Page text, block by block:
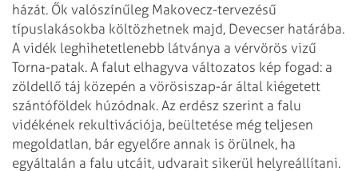
házát. Ők valószínűleg Makovecz-tervezésű
típuslakásokba költözhetnek majd, Devecser határába.
A vidék leghihetetlenebb látványa a vérvörös vizű
Torna-patak. A falut elhagyva változatos kép fogad: a
zöldellő táj közepén a vörösiszap-ár által kiégetett
szántóföldek húzódnak. Az erdész szerint a falu
vidékének rekultivációja, beültetése még teljesen
megoldatlan, bár egyelőre annak is örülnek, ha
egyáltalán a falu utcáit, udvarait sikerül helyreállítani.